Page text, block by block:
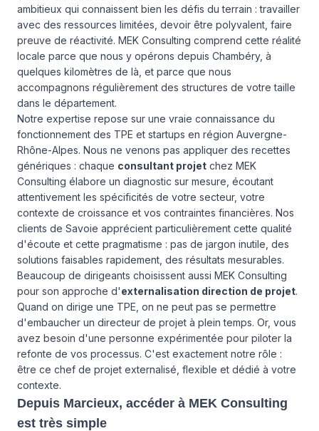
ambitieux qui connaissent bien les défis du terrain : travailler
avec des ressources limitées, devoir être polyvalent, faire
preuve de réactivité. MEK Consulting comprend cette réalité
locale parce que nous y opérons depuis Chambéry, à
quelques kilomètres de là, et parce que nous
accompagnons régulièrement des structures de votre taille
dans le département.
Notre expertise repose sur une vraie connaissance du
fonctionnement des TPE et startups en région Auvergne-
Rhône-Alpes. Nous ne venons pas appliquer des recettes
génériques : chaque consultant projet chez MEK
Consulting élabore un diagnostic sur mesure, écoutant
attentivement les spécificités de votre secteur, votre
contexte de croissance et vos contraintes financières. Nos
clients de Savoie apprécient particulièrement cette qualité
d'écoute et cette pragmatisme : pas de jargon inutile, des
solutions faisables rapidement, des résultats mesurables.
Beaucoup de dirigeants choisissent aussi MEK Consulting
pour son approche d'externalisation direction de projet.
Quand on dirige une TPE, on ne peut pas se permettre
d'embaucher un directeur de projet à plein temps. Or, vous
avez besoin d'une personne expérimentée pour piloter la
refonte de vos processus. C'est exactement notre rôle :
être ce chef de projet externalisé, flexible et dédié à votre
contexte.
Depuis Marcieux, accéder à MEK Consulting
est très simple